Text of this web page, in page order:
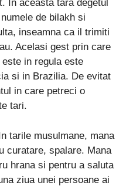
In aceasta tara degetul
de bilakh si
inseamna ca il trimiti
Acelasi gest prin care
in regula este
si in Brazilia. De evitat
in care petreci o
tari.
tarile musulmane, mana
curatare, spalare. Mana
hrana si pentru a saluta
ziua unei persoane ai